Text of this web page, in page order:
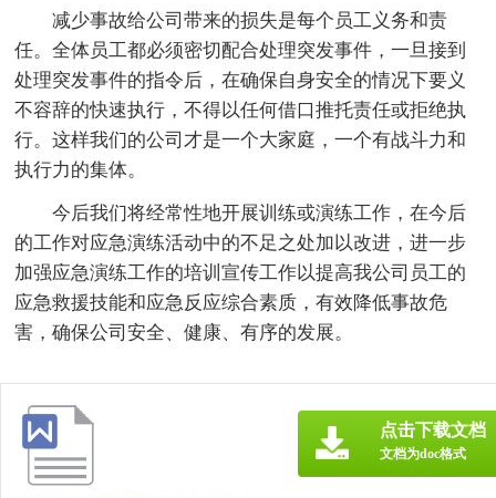
减少事故给公司带来的损失是每个员工义务和责
任。全体员工都必须密切配合处理突发事件，一旦接到
处理突发事件的指令后，在确保自身安全的情况下要义
不容辞的快速执行，不得以任何借口推托责任或拒绝执
行。这样我们的公司才是一个大家庭，一个有战斗力和
执行力的集体。
今后我们将经常性地开展训练或演练工作，在今后
的工作对应急演练活动中的不足之处加以改进，进一步
加强应急演练工作的培训宣传工作以提高我公司员工的
应急救援技能和应急反应综合素质，有效降低事故危
害，确保公司安全、健康、有序的发展。
点击下载文档
文档为doc格式